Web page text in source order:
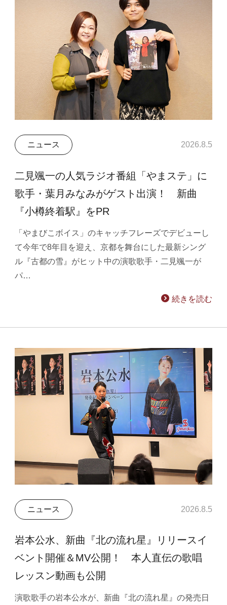
ニュース 2026.8.5
二見颯一の人気ラジオ番組「やまステ」に
歌手・葉月みなみがゲスト出演！ 新曲
『小樽終着駅』をPR
「やまびこボイス」のキャッチフレーズでデビューし
て今年で8年目を迎え、京都を舞台にした最新シング
ル『古都の雪』がヒット中の演歌歌手・二見颯一が
パ…
続きを読む
ニュース 2026.8.5
岩本公水、新曲『北の流れ星』リリースイ
ベント開催＆MV公開！ 本人直伝の歌唱
レッスン動画も公開
演歌歌手の岩本公水が、新曲『北の流れ星』の発売日